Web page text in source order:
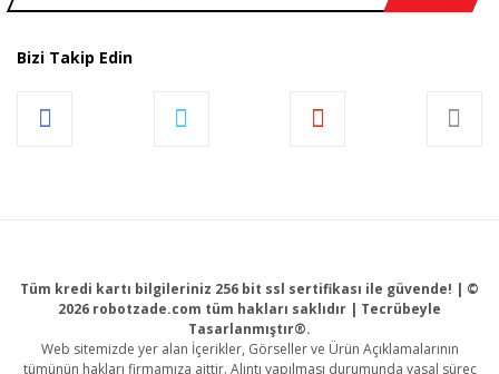
Bizi Takip Edin
Tüm kredi kartı bilgileriniz 256 bit ssl sertifikası ile güvende! | ©
2026 robotzade.com tüm hakları saklıdır | Tecrübeyle
Tasarlanmıştır®.
Web sitemizde yer alan İçerikler, Görseller ve Ürün Açıklamalarının
tümünün hakları firmamıza aittir. Alıntı yapılması durumunda yasal süreç